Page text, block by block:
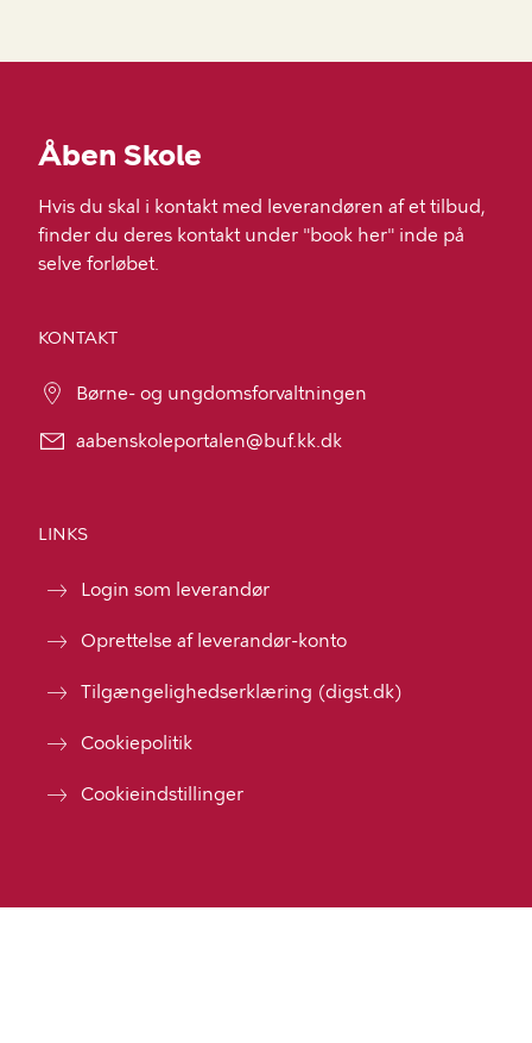
Åben Skole
Hvis du skal i kontakt med leverandøren af et tilbud,
finder du deres kontakt under "book her" inde på
selve forløbet.
KONTAKT
Børne- og ungdomsforvaltningen
aabenskoleportalen@buf.kk.dk
LINKS
Login som leverandør
Oprettelse af leverandør-konto
Tilgængelighedserklæring (digst.dk)
Cookiepolitik
Cookieindstillinger